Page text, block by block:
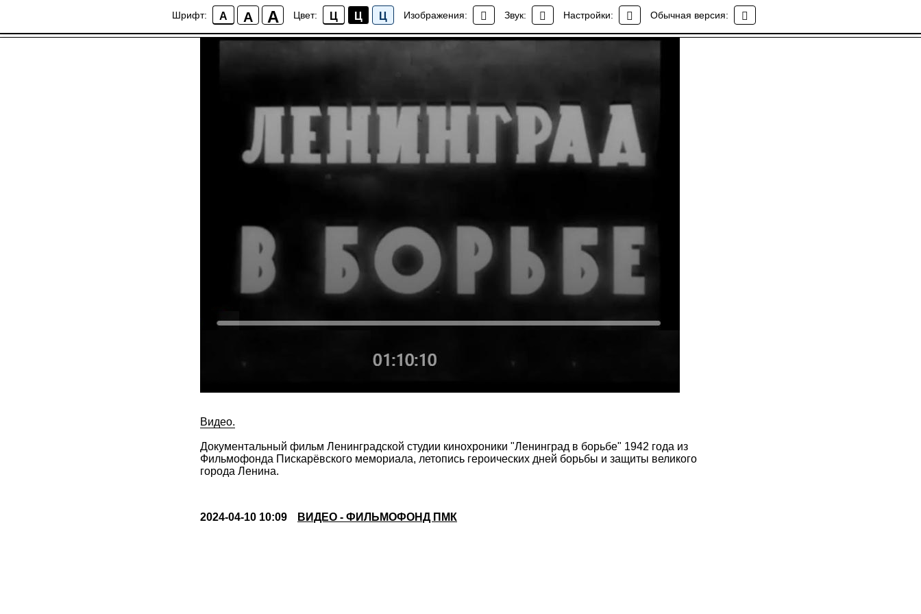
Шрифт: A A A Цвет: Ц Ц Ц Изображения: Звук: Настройки: Обычная версия:
Мультимедиа
3 - Ленинград в борьбе_ЛСКХ-1942
Видео.
Документальный фильм Ленинградской студии кинохроники "Ленинград в борьбе" 1942 года из
Фильмофонда Пискарёвского мемориала, летопись героических дней борьбы и защиты великого
города Ленина.
2024-04-10 10:09 ВИДЕО - ФИЛЬМОФОНД ПМК